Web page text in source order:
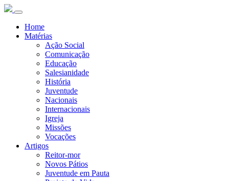
Home
Matérias
Ação Social
Comunicação
Educação
Salesianidade
História
Juventude
Nacionais
Internacionais
Igreja
Missões
Vocações
Artigos
Reitor-mor
Novos Pátios
Juventude em Pauta